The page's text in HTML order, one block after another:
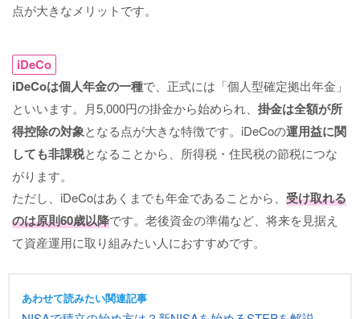
点が大きなメリットです。
iDeCo
iDeCoは個人年金の一種で、正式には「個人型確定拠出年金」
といいます。月5,000円の掛金から始められ、 掛金は全額が所
得控除の対象となる点が大きな特徴です。iDeCoの運用益に関
しても非課税となることから、所得税・住民税の節税につな
がります。
ただし、iDeCoはあくまでも年金であることから、 受け取れる
のは原則60歳以降です。老後資金の準備など、将来を見据え
て資産運用に取り組みたい人におすすめです。
あわせて読みたい関連記事